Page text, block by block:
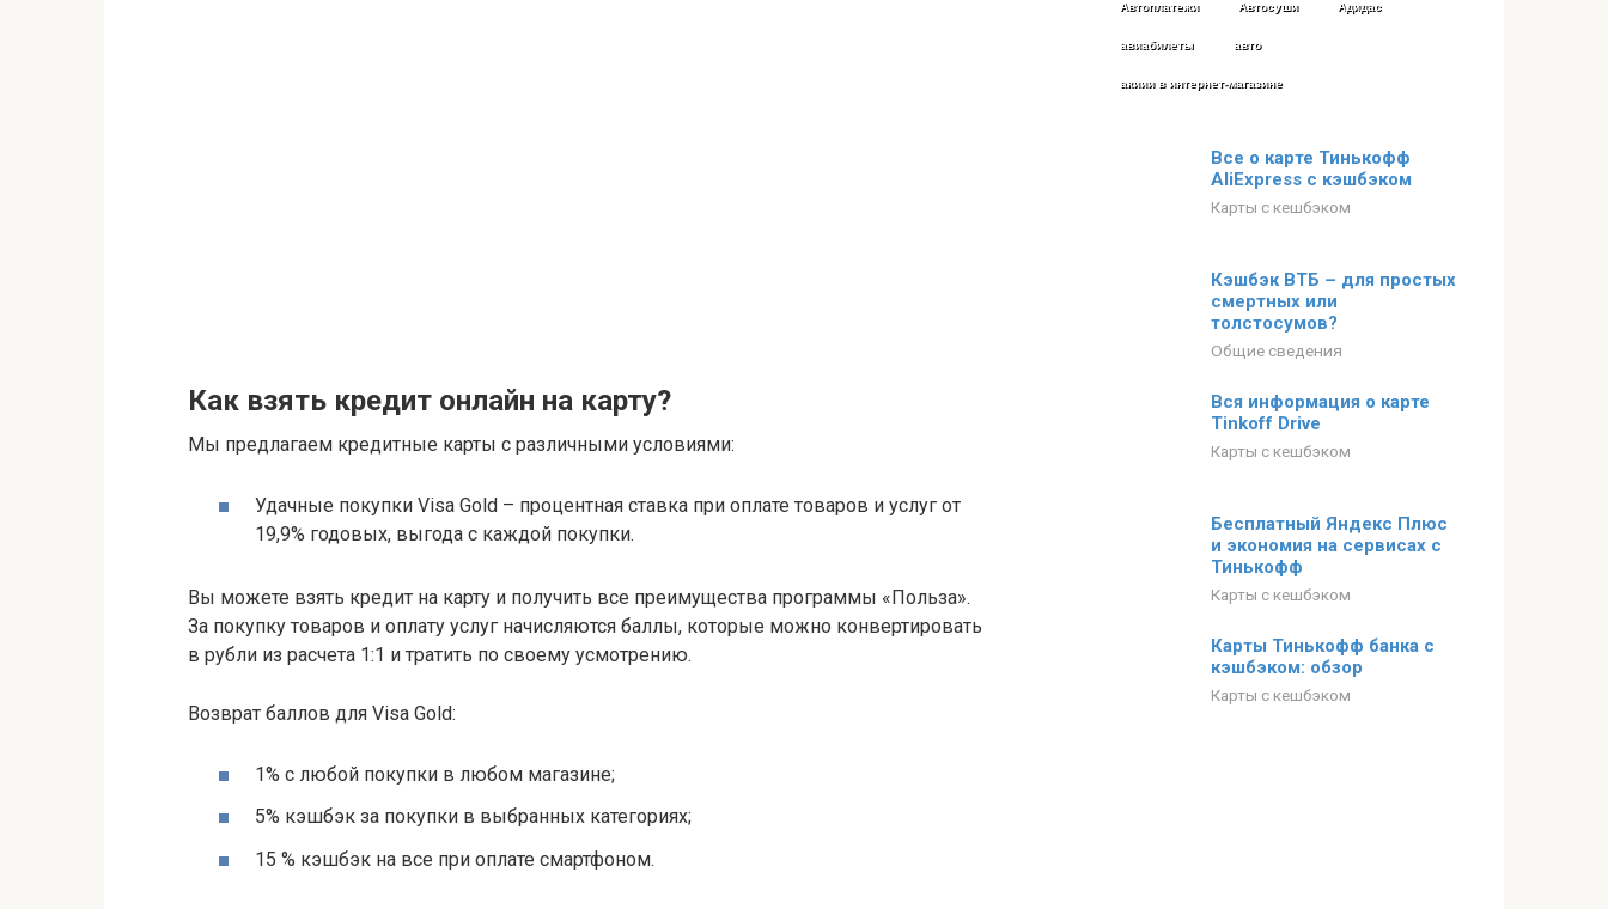
Как взять кредит онлайн на карту?
Мы предлагаем кредитные карты с различными условиями:
Удачные покупки Visa Gold – процентная ставка при оплате товаров и услуг от
19,9% годовых, выгода с каждой покупки.
Вы можете взять кредит на карту и получить все преимущества программы «Польза».
За покупку товаров и оплату услуг начисляются баллы, которые можно конвертировать
в рубли из расчета 1:1 и тратить по своему усмотрению.
Возврат баллов для Visa Gold:
1% с любой покупки в любом магазине;
5% кэшбэк за покупки в выбранных категориях;
15 % кэшбэк на все при оплате смартфоном.
Автоплатежи Автосуши Адидас
авиабилеты авто
акиии в интернет-магазине
Все о карте Тинькофф
AliExpress с кэшбэком
Карты с кешбэком
Кэшбэк ВТБ – для простых
смертных или
толстосумов?
Общие сведения
Вся информация о карте
Tinkoff Drive
Карты с кешбэком
Бесплатный Яндекс Плюс
и экономия на сервисах с
Тинькофф
Карты с кешбэком
Карты Тинькофф банка с
кэшбэком: обзор
Карты с кешбэком